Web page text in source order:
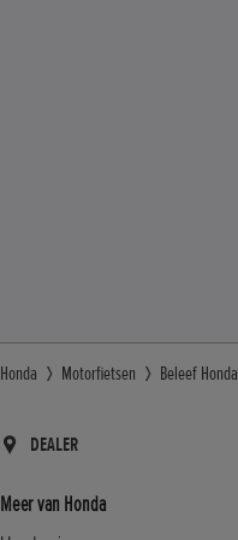
Honda Motorfietsen Beleef Honda
DEALER
Meer van Honda